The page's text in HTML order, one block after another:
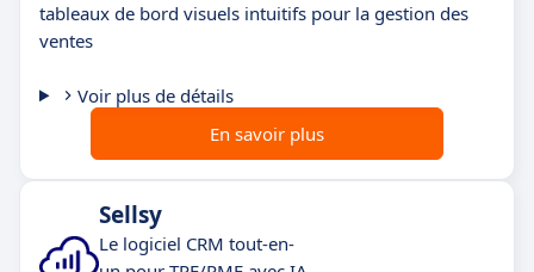
tableaux de bord visuels intuitifs pour la gestion des
ventes
Voir plus de détails
En savoir plus
Sellsy
Le logiciel CRM tout-en-